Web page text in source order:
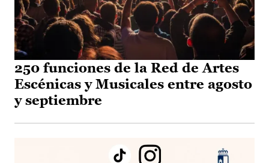
250 funciones de la Red de Artes
Escénicas y Musicales entre agosto
y septiembre